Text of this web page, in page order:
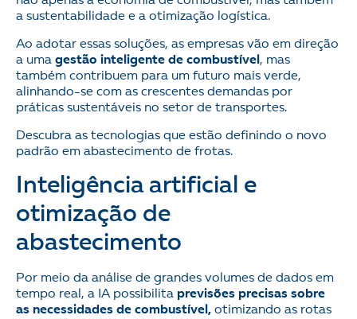
a sustentabilidade e a otimização logística.
Ao adotar essas soluções, as empresas vão em direção
a uma gestão inteligente de combustível , mas
também contribuem para um futuro mais verde,
alinhando-se com as crescentes demandas por
práticas sustentáveis no setor de transportes.
Descubra as tecnologias que estão definindo o novo
padrão em abastecimento de frotas.
Inteligência artificial e
otimização de
abastecimento
Por meio da análise de grandes volumes de dados em
tempo real, a IA possibilita previsões precisas sobre
as necessidades de combustível, otimizando as rotas